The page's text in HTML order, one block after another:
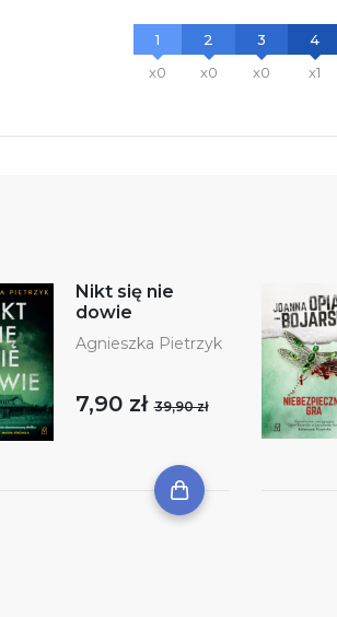
1
x0
2
x0
3
x0
4
x1
Nikt się nie
dowie
Agnieszka Pietrzyk
7,90 zł39,90 zł